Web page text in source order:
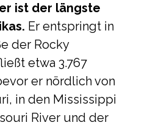
ist der längste
Er entspringt in
der Rocky
etwa 3.767
er nördlich von
in den Mississippi
River und der